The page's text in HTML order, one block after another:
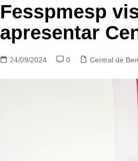
Diretoria
Fesspmesp
apresentar
24/09/2024 0 Central de